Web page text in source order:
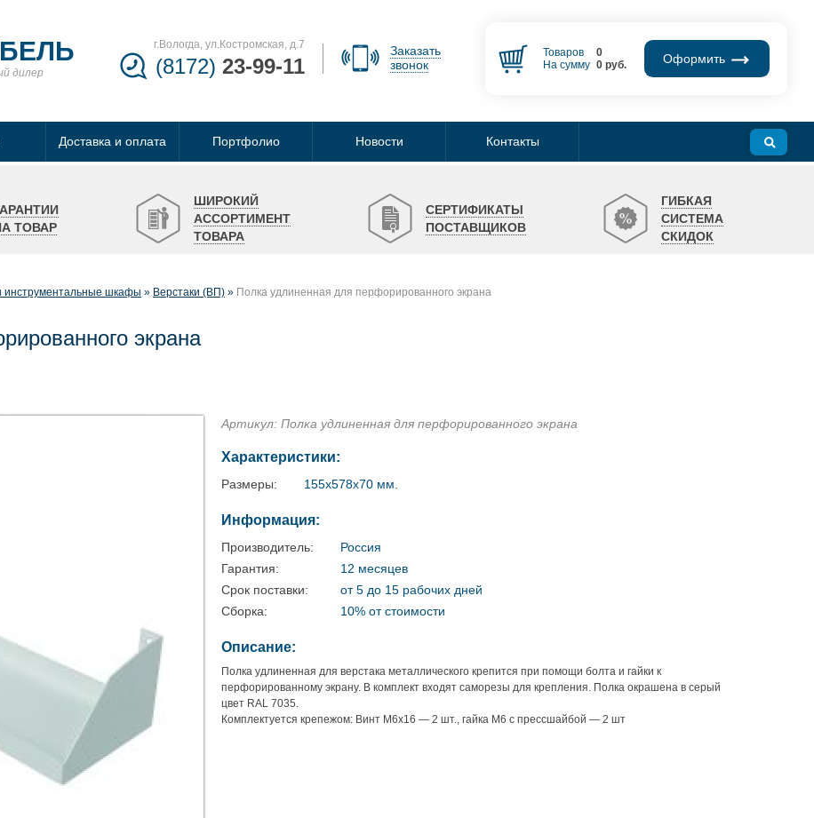
дилер
г.Вологда, ул.Костромская, д.7
(8172) 23-99-11
Заказать
звонок
Товаров
0
На сумму 0руб. Оформить
Доставка и оплата Портфолио Новости Контакты
ТОВАР
ШИРОКИЙ
АССОРТИМЕНТ
ТОВАРА
СЕРТИФИКАТЫ
ПОСТАВЩИКОВ
ГИБКАЯ
СИСТЕМА
СКИДОК
инструментальные шкафы Верстаки (ВП) Полка удлиненная для перфорированного экрана
экрана
Артикул: Полка удлиненная для перфорированного экрана
Характеристики:
Размеры: 155х578х70 мм.
Информация:
Производитель:
Россия
Гарантия:
12 месяцев
Срок поставки:
от 5 до 15 рабочих дней
Сборка:
10% от стоимости
Описание:
Полка удлиненная для верстака металлического крепится при помощи болта и гайки к
перфорированному экрану. В комплект входят саморезы для крепления. Полка окрашена в серый
цвет RAL 7035.
Комплектуется крепежом: Винт М6х16 — 2 шт., гайка М6 с прессшайбой — 2 шт